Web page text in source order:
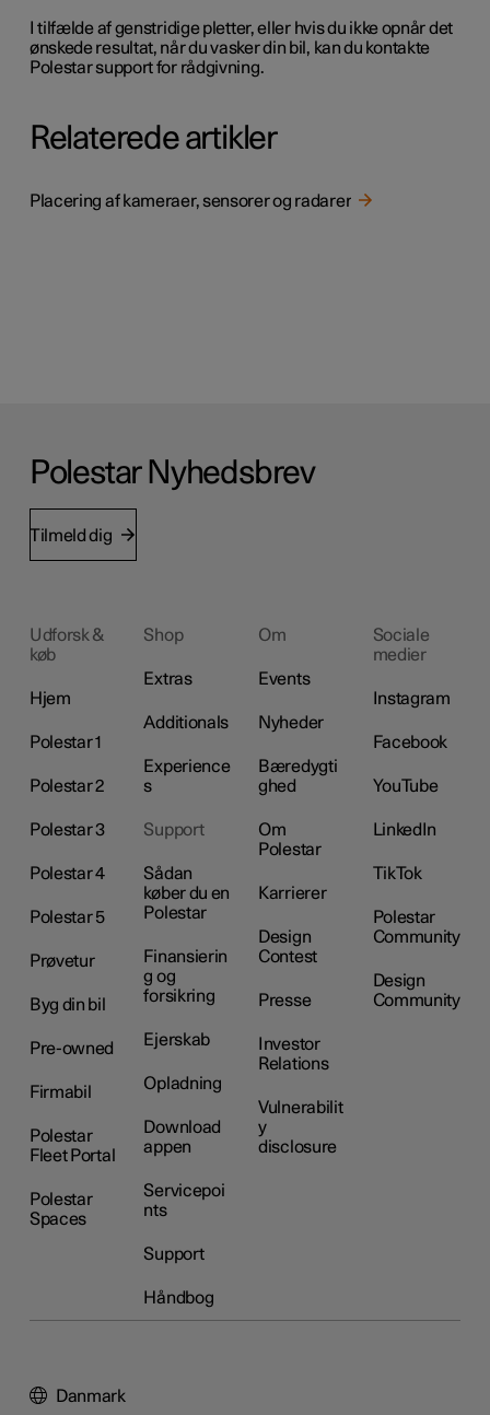
I tilfælde af genstridige pletter, eller hvis du ikke opnår det
ønskede resultat, når du vasker din bil, kan du kontakte
Polestar support for rådgivning.
Relaterede artikler
Placering af kameraer, sensorer og radarer
Polestar Nyhedsbrev
Tilmeld dig
Udforsk &
køb
Hjem
Polestar 1
Polestar 2
Polestar 3
Polestar 4
Polestar 5
Prøvetur
Byg din bil
Pre-owned
Firmabil
Polestar
Fleet Portal
Polestar
Spaces
Shop
Extras
Additionals
Experience
s
Support
Sådan
køber du en
Polestar
Finansierin
g og
forsikring
Ejerskab
Opladning
Download
appen
Servicepoi
nts
Support
Håndbog
Om
Events
Nyheder
Bæredygti
ghed
Om
Polestar
Karrierer
Design
Contest
Presse
Investor
Relations
Vulnerabilit
y
disclosure
Sociale
medier
Instagram
Facebook
YouTube
LinkedIn
TikTok
Polestar
Community
Design
Community
Danmark